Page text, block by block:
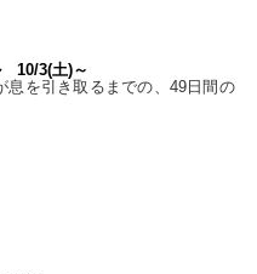
10/3(土)～
息を引き取るまでの、49日間の